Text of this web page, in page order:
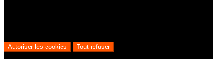
Autoriser les cookies Tout refuser